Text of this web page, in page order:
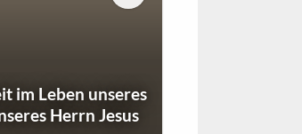
im Leben unseres
Herrn Jesus